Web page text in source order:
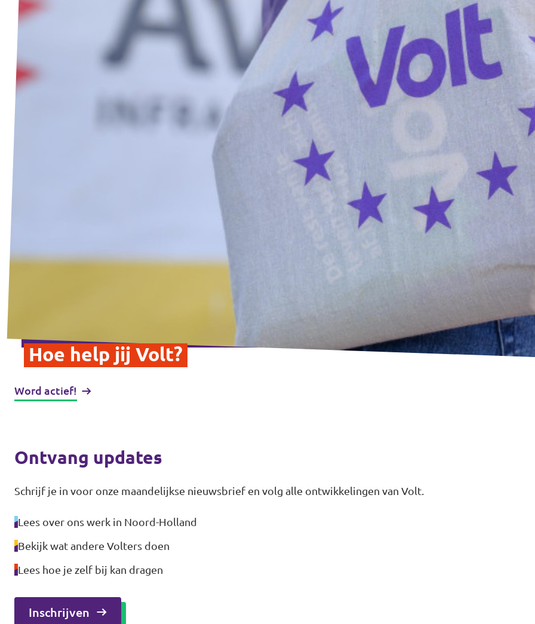
Hoe help jij Volt?
Word actief!
Ontvang updates
Schrijf je in voor onze maandelijkse nieuwsbrief en volg alle ontwikkelingen van Volt.
Lees over ons werk in Noord-Holland
Bekijk wat andere Volters doen
Lees hoe je zelf bij kan dragen
Inschrijven